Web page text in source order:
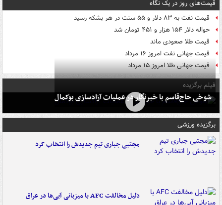
قیمت‌های روز در یک نگاه
قیمت نفت به ۸۳ دلار و ۵۵ سنت در هر بشکه رسید
حواله دلار ۱۵۴ هزار و ۴۵۱ تومان شد
قیمت طلا صعودی ماند
قیمت جهانی نفت امروز ۱۶ مرداد
قیمت جهانی طلا امروز ۱۵ مرداد
فیلم برگزیده
شوخی حاج‌قاسم با خبرنگار در عملیات آزادسازی بوکمال
برگزیده ورزشی
مجتبی جباری تیم جدیدش را انتخاب کرد
دلیل مخالفت AFC با میزبانی آبی‌ها در عراق